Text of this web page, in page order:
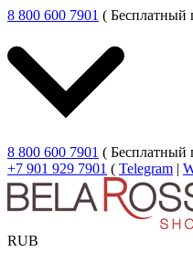
8 800 600 7901 (
8 800 600 7901 (
+7 901 929 7901 ( Telegram |
RUB